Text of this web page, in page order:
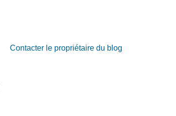
Contacter le propriétaire du blog